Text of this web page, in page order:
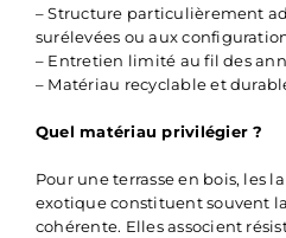
– Structure particulièrement
surélevées ou aux
– Entretien limité au fil des
– Matériau recyclable et
Quel matériau privilégier ?
Pour une terrasse en bois, les
exotique constituent souvent
cohérente. Elles associent